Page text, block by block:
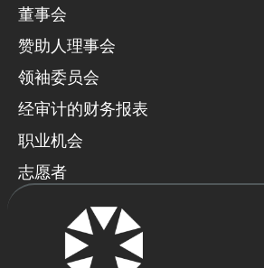
董事会
赞助人理事会
领袖委员会
经审计的财务报表
职业机会
志愿者